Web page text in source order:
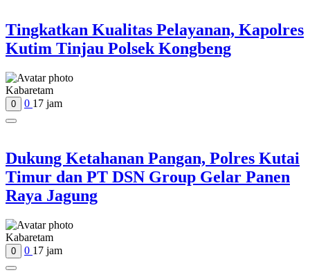
Tingkatkan Kualitas Pelayanan, Kapolres
Kutim Tinjau Polsek Kongbeng
Kabaretam
0 0 17 jam
Dukung Ketahanan Pangan, Polres Kutai
Timur dan PT DSN Group Gelar Panen
Raya Jagung
Kabaretam
0 0 17 jam